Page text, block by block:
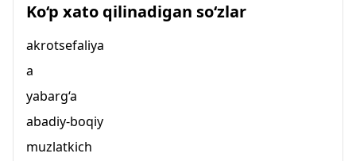
Ko‘p xato qilinadigan so‘zlar
akrotsefaliya
a
yabarg‘a
abadiy-boqiy
muzlatkich